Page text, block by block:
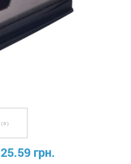
( 0 )
25.59 грн.